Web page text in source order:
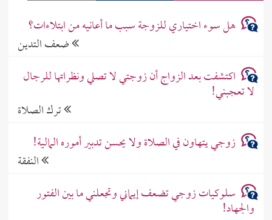
هل سوء اختياري للزوجة سبب ما أعانيه من ابتلاءات؟
ضعف التدين
اكتشفت بعد الزواج أن زوجتي لا تصلي ونظراتها للرجال
لا تعجبني!
ترك الصلاة
زوجي يتهاون في الصلاة ولا يحسن تدبير أموره المالية!
النفقة
سلوكيات زوجي تضعف إيماني وتجعلني ما بين الفتور
والجهاد!